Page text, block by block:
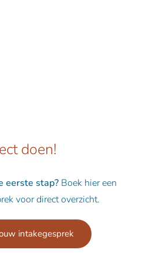
doen!
eerste stap? Boek hier een
voor direct overzicht.
intakegesprek